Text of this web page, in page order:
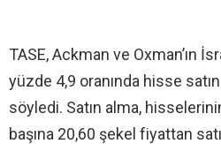
TASE, Ackman ve Oxman’ın
yüzde 4,9 oranında hisse
söyledi. Satın alma,
başına 20,60 şekel fiyattan